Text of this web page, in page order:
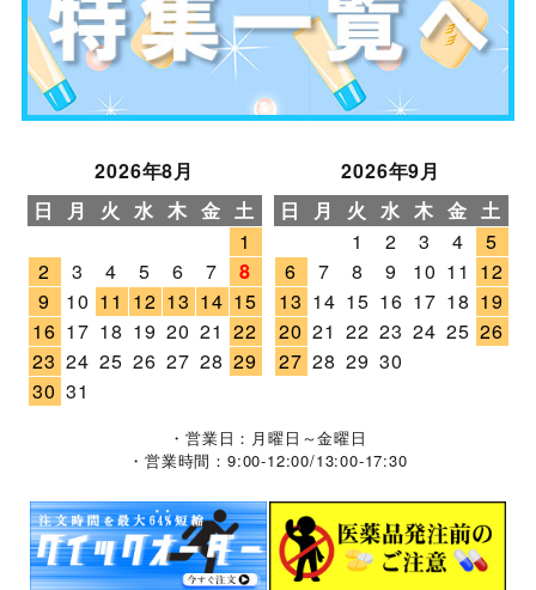
2026年8月
日
月 火 水 木 金 土
1
2
3 4 5 6 7
8
9
10 11 12 13 14 15
16 17 18 19 20 21 22
23 24 25 26 27 28 29
30 31
2026年9月
日
月 火 水 木 金 土
1
2 3 4
5
6
7 8 9 10 11 12
13 14 15 16 17 18 19
20 21 22 23 24 25 26
27 28 29 30
・営業日：月曜日～金曜日
・営業時間：9:00-12:00/13:00-17:30